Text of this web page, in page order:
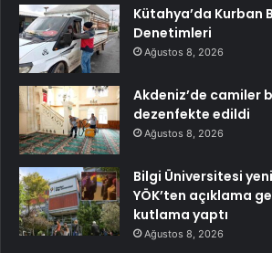
Kütahya’da Kurban
Denetimleri
Ağustos 8, 2026
Akdeniz’de camiler
dezenfekte edildi
Ağustos 8, 2026
Bilgi Üniversitesi
YÖK’ten açıklama
kutlama yaptı
Ağustos 8, 2026